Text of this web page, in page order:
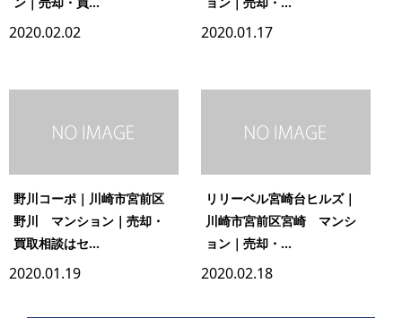
2020.02.02 2020.01.17
野川コーポ｜川崎市宮前区
野川 マンション｜売却・
買取相談はセ...
2020.01.19
リリーベル宮崎台ヒルズ｜
川崎市宮前区宮崎 マンシ
ョン｜売却・...
2020.02.18